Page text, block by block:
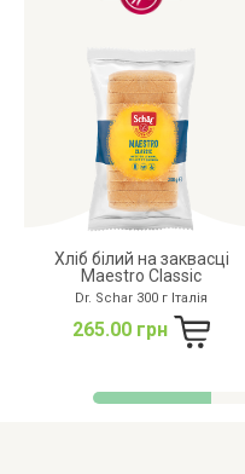
Хліб білий на заквасці
Maestro Classic
Dr. Schar 300 г Італія
265.00 грн